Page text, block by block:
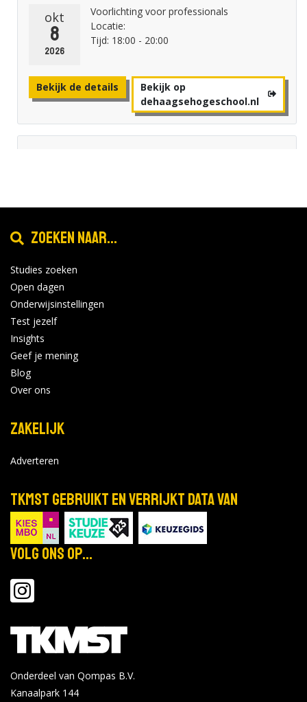
okt
8
2026
Voorlichting voor professionals
Locatie:
Tijd: 18:00 - 20:00
Bekijk de details
Bekijk op
dehaagsehogeschool.nl
28
Avans Hogeschool - Den Bosch
okt
2026
Bekijk de details
Capabel Hogeschool - Utrecht
okt
29
Online voorlichting HBO
Bedrijfskunde
Locatie:
nov
Zoeken naar...
Studies zoeken
Open dagen
Onderwijsinstellingen
Test jezelf
Insights
Geef je mening
Blog
Over ons
Zakelijk
Adverteren
TKMST gebruikt en verrijkt data van
Volg ons op...
Onderdeel van Qompas B.V.
Kanaalpark 144